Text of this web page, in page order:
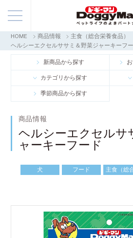
商品情報
映像ギャラリー
知る・楽しむ
お客様窓口・Q＆A
会社情報
採用情報
サイトマップ
HOME 商品情報
主食（総合栄養食品）
ヘルシーエクセルササミ＆野菜ジャーキーフ
新商品から探す
カテゴリから探す
季節商品から探す
商品情報
ヘルシーエクセルサ
ャーキーフード
犬 フード 主食（総